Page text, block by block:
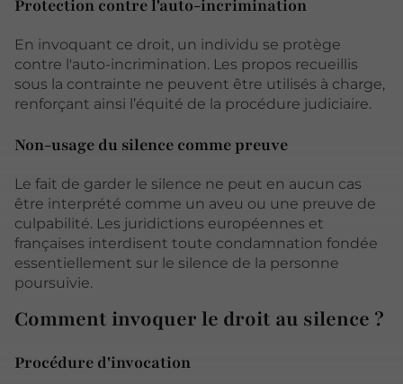
Protection contre l'auto-incrimination
En invoquant ce droit, un individu se protège
contre l'auto-incrimination. Les propos recueillis
sous la contrainte ne peuvent être utilisés à charge,
renforçant ainsi l’équité de la procédure judiciaire.
Non-usage du silence comme preuve
Le fait de garder le silence ne peut en aucun cas
être interprété comme un aveu ou une preuve de
culpabilité. Les juridictions européennes et
françaises interdisent toute condamnation fondée
essentiellement sur le silence de la personne
poursuivie.
Comment invoquer le droit au silence ?
Procédure d'invocation